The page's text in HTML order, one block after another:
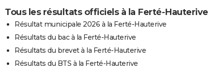
Tous les résultats officiels à la Ferté-Hauterive
Résultat municipale 2026 à la Ferté-Hauterive
Résultats du bac à la Ferté-Hauterive
Résultats du brevet à la Ferté-Hauterive
Résultats du BTS à la Ferté-Hauterive